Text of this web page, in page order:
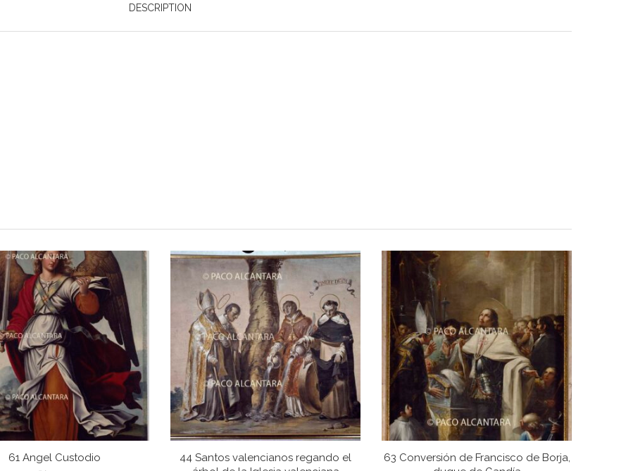
DESCRIPTION
61 Angel Custodio
44 Santos valencianos regando el
63 Conversión de Francisco de Borja,